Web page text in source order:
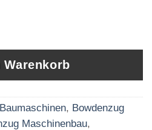
Warenkorb
, Bowdenzug
Maschinenbau,